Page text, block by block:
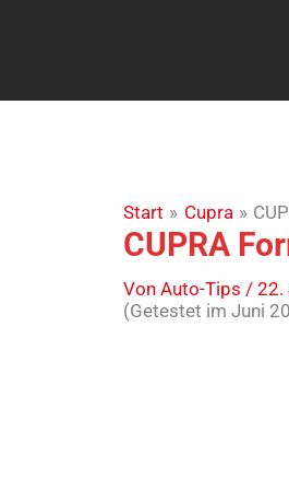
Start Cupra
CUPRA
VonAuto-Tips /22.
(Getestet im Juni